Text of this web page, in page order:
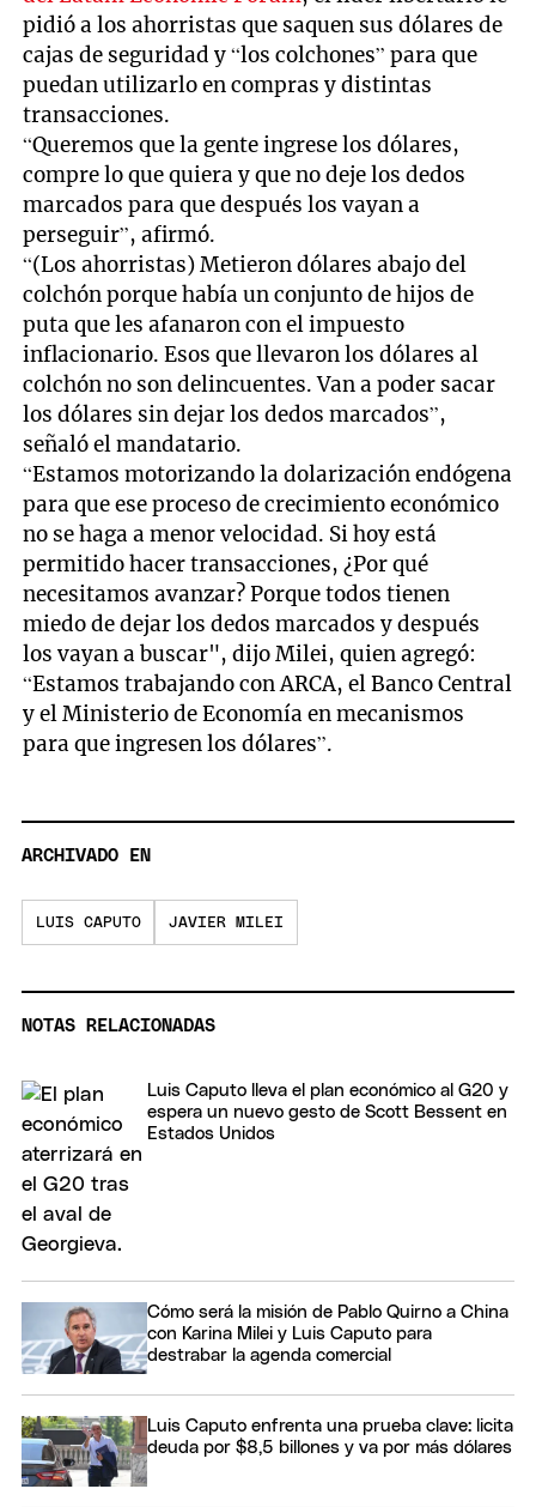
pidió a los ahorristas que saquen sus dólares de
cajas de seguridad y “los colchones” para que
puedan utilizarlo en compras y distintas
transacciones.
“Queremos que la gente ingrese los dólares,
compre lo que quiera y que no deje los dedos
marcados para que después los vayan a
perseguir”, afirmó.
“(Los ahorristas) Metieron dólares abajo del
colchón porque había un conjunto de hijos de
puta que les afanaron con el impuesto
inflacionario. Esos que llevaron los dólares al
colchón no son delincuentes. Van a poder sacar
los dólares sin dejar los dedos marcados”,
señaló el mandatario.
“Estamos motorizando la dolarización endógena
para que ese proceso de crecimiento económico
no se haga a menor velocidad. Si hoy está
permitido hacer transacciones, ¿Por qué
necesitamos avanzar? Porque todos tienen
miedo de dejar los dedos marcados y después
los vayan a buscar", dijo Milei, quien agregó:
“Estamos trabajando con ARCA, el Banco Central
y el Ministerio de Economía en mecanismos
para que ingresen los dólares”.
ARCHIVADO EN
LUIS CAPUTO JAVIER MILEI
NOTAS RELACIONADAS
Luis Caputo lleva el plan económico al G20 y
espera un nuevo gesto de Scott Bessent en
Estados Unidos
Cómo será la misión de Pablo Quirno a China
con Karina Milei y Luis Caputo para
destrabar la agenda comercial
Luis Caputo enfrenta una prueba clave: licita
deuda por $8,5 billones y va por más dólares